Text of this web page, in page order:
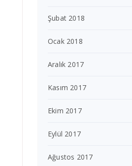
Şubat 2018
Ocak 2018
Aralık 2017
Kasım 2017
Ekim 2017
Eylül 2017
Ağustos 2017